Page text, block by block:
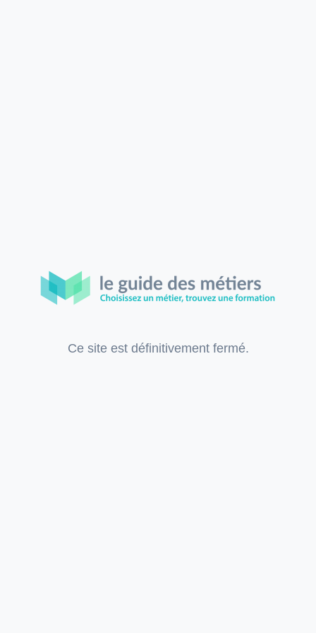
Ce site est définitivement fermé.